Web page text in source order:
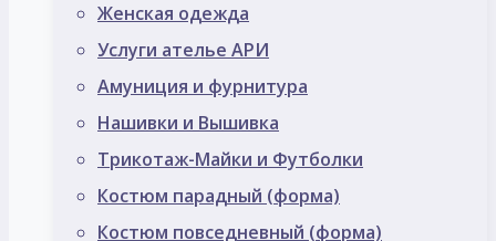
Женская одежда
Услуги ателье АРИ
Амуниция и фурнитура
Нашивки и Вышивка
Трикотаж-Майки и Футболки
Костюм парадный (форма)
Костюм повседневный (форма)